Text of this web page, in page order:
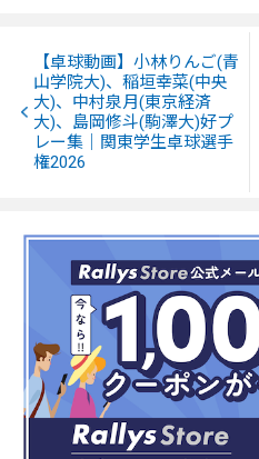
【卓球動画】小林りんご(青
山学院大)、稲垣幸菜(中央
大)、中村泉月(東京経済
大)、島岡修斗(駒澤大)好プ
レー集｜関東学生卓球選手
権2026